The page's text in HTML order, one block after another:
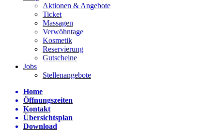
Aktionen & Angebote
Ticket
Massagen
Verwöhntage
Kosmetik
Reservierung
Gutscheine
Jobs
Stellenangebote
Home
Öffnungszeiten
Kontakt
Übersichtsplan
Download